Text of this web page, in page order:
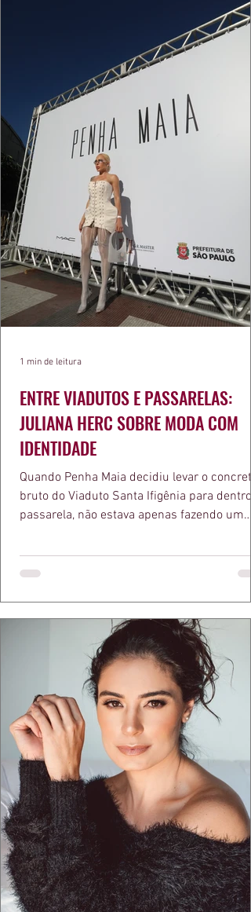
cada reflexo dourado da luz sobre a pe
ENTRE VIADUTOS E PASSARELAS:
JULIANA HERC SOBRE MODA COM
IDENTIDADE
Quando Penha Maia decidiu levar o concreto
bruto do Viaduto Santa Ifigênia para dentro
passarela, não estava apenas fazendo um
a apresentadora e influenciadora Juliana
defende há tempos, o de que moda
estruturas geométricas, volumes
aquele concreto aparente típico da
arquitetura paulistana em peças de vestir,
1 min de leitura